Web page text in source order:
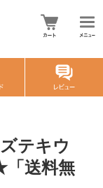
テキウ
送料無